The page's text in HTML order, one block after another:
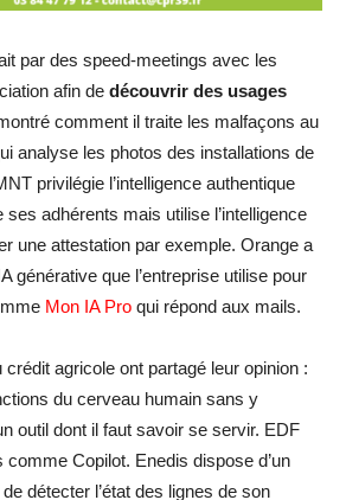
par des speed-meetings avec les
afin de découvrir des usages
comment il traite les malfaçons au
analyse les photos des installations de
privilégie l’intelligence authentique
ses adhérents mais utilise l’intelligence
une attestation par exemple. Orange a
générative que l’entreprise utilise pour
Mon IA Pro qui répond aux mails.
agricole ont partagé leur opinion :
du cerveau humain sans y
outil dont il faut savoir se servir. EDF
comme Copilot. Enedis dispose d’un
détecter l’état des lignes de son